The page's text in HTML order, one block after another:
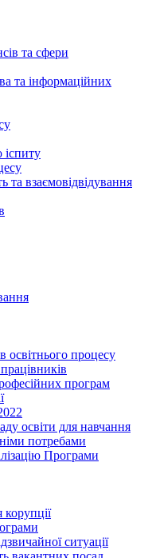
та сфери
та інформаційних
іспиту
та взаємовідвідування
освітнього процесу
програм
освіти для навчання
потребами
Програми
корупції
ситуації